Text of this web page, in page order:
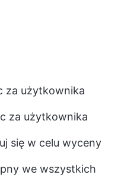
za użytkownika
za użytkownika
się w celu wyceny
we wszystkich